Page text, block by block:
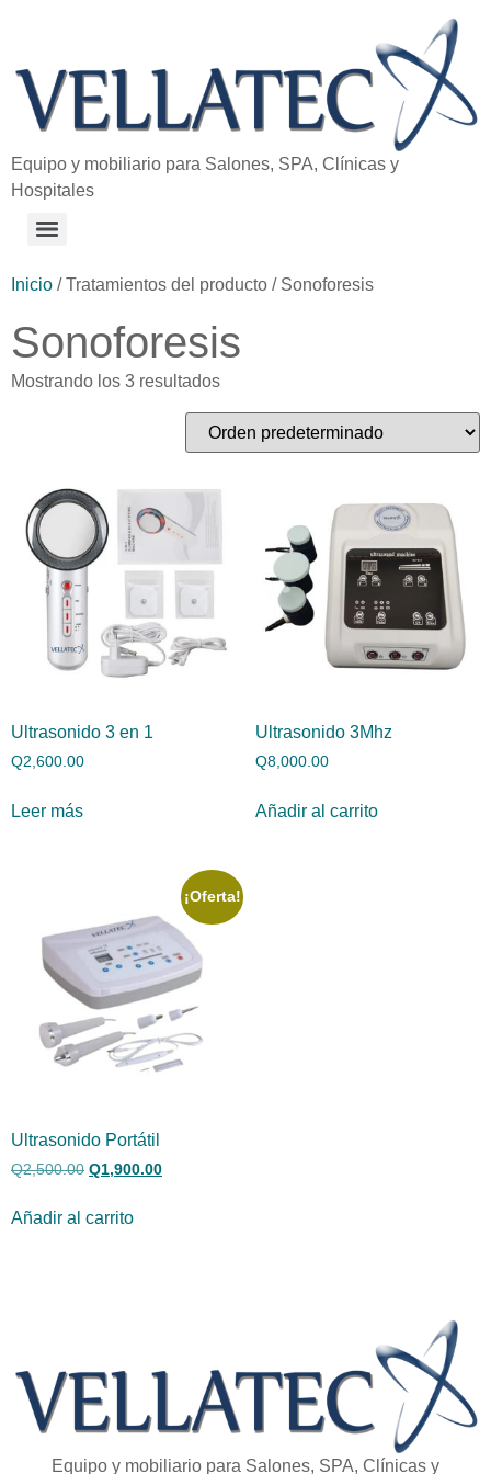
Equipo y mobiliario para Salones, SPA, Clínicas y
Hospitales
Inicio / Tratamientos del producto / Sonoforesis
Sonoforesis
Mostrando los 3 resultados
Ultrasonido 3 en 1
Q2,600.00
Leer más
Ultrasonido 3Mhz
Q8,000.00
Añadir al carrito
¡Oferta!
Ultrasonido Portátil
Q2,500.00 Q1,900.00
Añadir al carrito
Equipo y mobiliario para Salones, SPA, Clínicas y